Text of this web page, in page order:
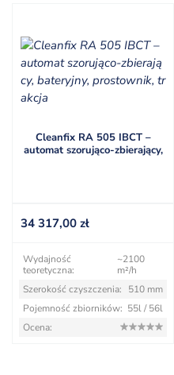
Cleanfix RA 505 IBCT –
automat szorująco-zbierający,
34 317,00 zł
Wydajność
teoretyczna:
~2100
m²/h
Szerokość czyszczenia:
510 mm
Pojemność zbiorników: 55l / 56l
Ocena: